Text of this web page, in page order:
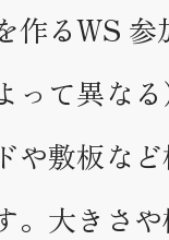
作るWS
って異な
や敷板な
。大きさ